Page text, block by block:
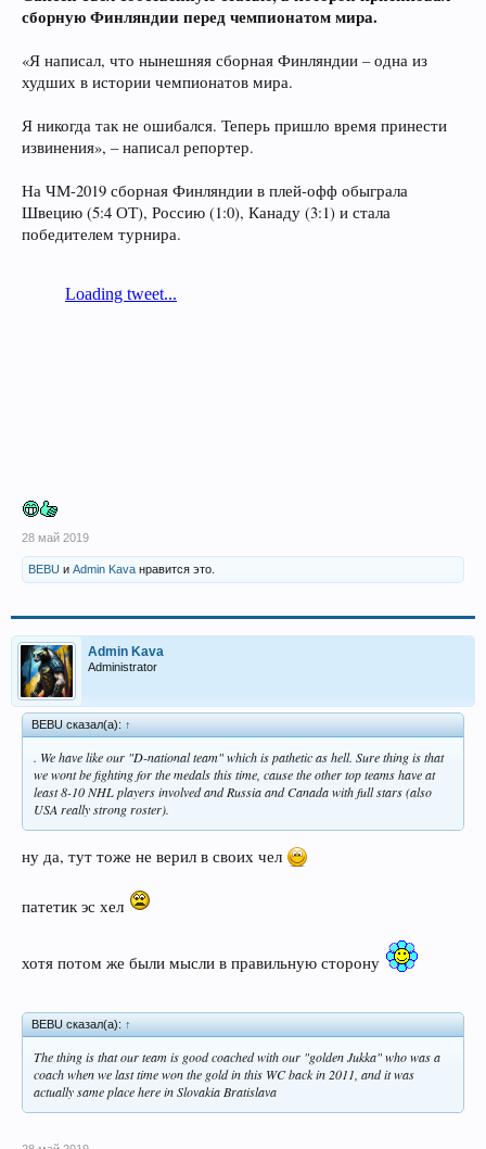
сборную Финляндии перед чемпионатом мира.
«Я написал, что нынешняя сборная Финляндии – одна из
худших в истории чемпионатов мира.
Я никогда так не ошибался. Теперь пришло время принести
извинения», – написал репортер.
На ЧМ-2019 сборная Финляндии в плей-офф обыграла
Швецию (5:4 ОТ), Россию (1:0), Канаду (3:1) и стала
победителем турнира.
28 май 2019
BEBU и Admin Kava нравится это.
Admin Kava
Administrator
BEBU сказал(а): ↑
. We have like our "D-national team" which is pathetic as hell. Sure thing is that
we wont be fighting for the medals this time, cause the other top teams have at
least 8-10 NHL players involved and Russia and Canada with full stars (also
USA really strong roster).
ну да, тут тоже не верил в своих чел
патетик эс хел
хотя потом же были мысли в правильную сторону
BEBU сказал(а): ↑
The thing is that our team is good coached with our "golden Jukka" who was a
coach when we last time won the gold in this WC back in 2011, and it was
actually same place here in Slovakia Bratislava